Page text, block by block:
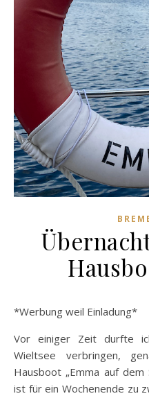
*Werbung weil Einladung*
Vor einiger Zeit durfte
Wieltsee verbringen,
Hausboot „Emma auf dem
ist für ein Wochenende zu